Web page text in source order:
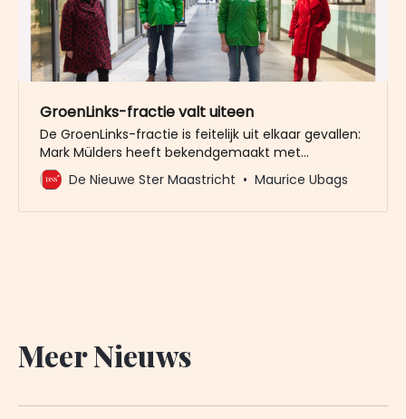
GroenLinks-fractie valt uiteen
De GroenLinks-fractie is feitelijk uit elkaar gevallen:
Mark Mülders heeft bekendgemaakt met
onmiddellijke ingang terug te treden als
fractievoorzitter van GL. Hij blijft wel aan als
De Nieuwe Ster Maastricht Maurice Ubags
Meer Nieuws